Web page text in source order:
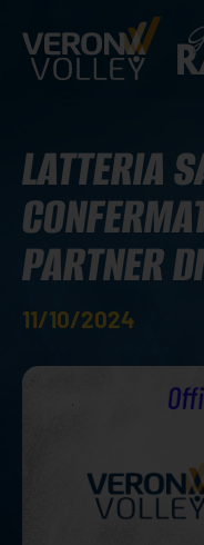
LATTERIA
PARTNER
11/10/2024